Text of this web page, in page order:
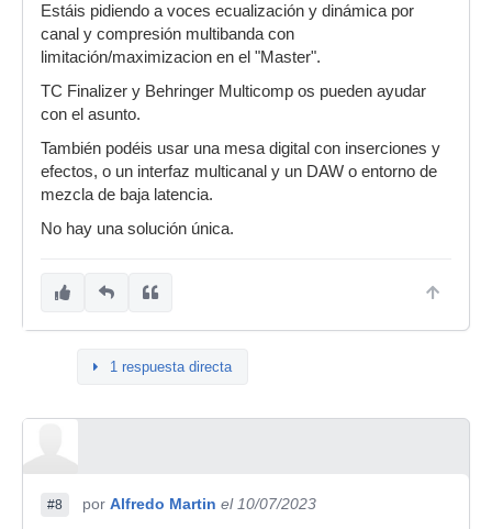
Estáis pidiendo a voces ecualización y dinámica por
canal y compresión multibanda con
limitación/maximizacion en el "Master".
TC Finalizer y Behringer Multicomp os pueden ayudar
con el asunto.
También podéis usar una mesa digital con inserciones y
efectos, o un interfaz multicanal y un DAW o entorno de
mezcla de baja latencia.
No hay una solución única.
1 respuesta directa
#8 por Alfredo Martin el 10/07/2023